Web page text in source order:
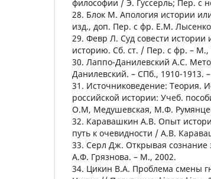
философии / Э. Гуссерль; Пер. с
28. Блок М. Апология истории
изд., доп. Пер. с фр. Е.М.
29. Февр Л. Суд совести
историю. Сб. ст. / Пер. с фр. – М.,
30. Лаппо-Данилевский А.С.
Данилевский. – СПб., 1910-1913.
31. Источниковедение: Теория.
российской истории: Учеб.
О.М, Медушевская, М.Ф.
32. Каравашкин А.В. Опыт
путь к очевидности / А.В.
33. Серл Дж. Открывая
А.Ф. Грязнова. – М., 2002.
34. Цикин В.А. Проблема смены